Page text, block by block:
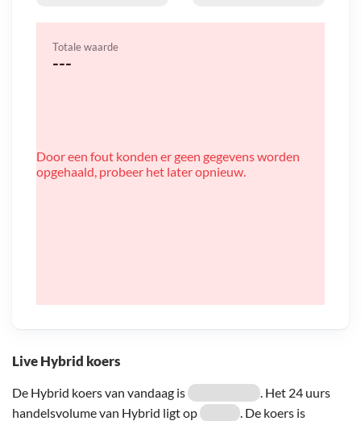
Live Hybrid koers
De Hybrid koers van vandaag is
. Het 24 uurs
handelsvolume van Hybrid ligt op
. De koers is
Totale waarde
---
Door een fout konden er geen gegevens worden
opgehaald, probeer het later opnieuw.